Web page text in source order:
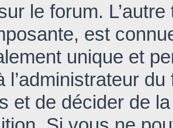
le forum.
est
unique et
l’administrateur
et de décider de